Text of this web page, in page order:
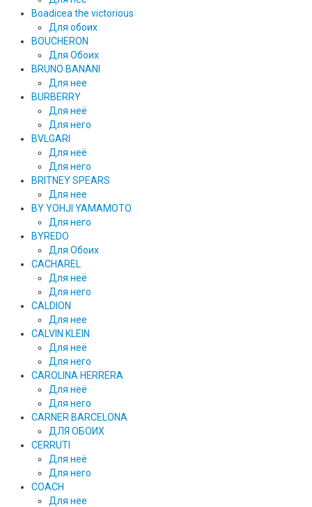
Boadicea the victorious
Для обоих
BOUCHERON
Для Обоих
BRUNO BANANI
Для нее
BURBERRY
Для неё
Для него
BVLGARI
Для неё
Для него
BRITNEY SPEARS
Для нее
BY YOHJI YAMAMOTO
Для него
BYREDO
Для Обоих
CACHAREL
Для неё
Для него
CALDION
Для нее
CALVIN KLEIN
Для неё
Для него
CAROLINA HERRERA
Для неё
Для него
CARNER BARCELONA
ДЛЯ ОБОИХ
CERRUTI
Для неё
Для него
COACH
Для нее